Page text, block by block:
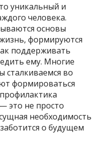
уникальный и
человека.
основы
формируются
поддерживать
ему. Многие
сталкиваемся во
формироваться
это не просто
необходимость
о будущем